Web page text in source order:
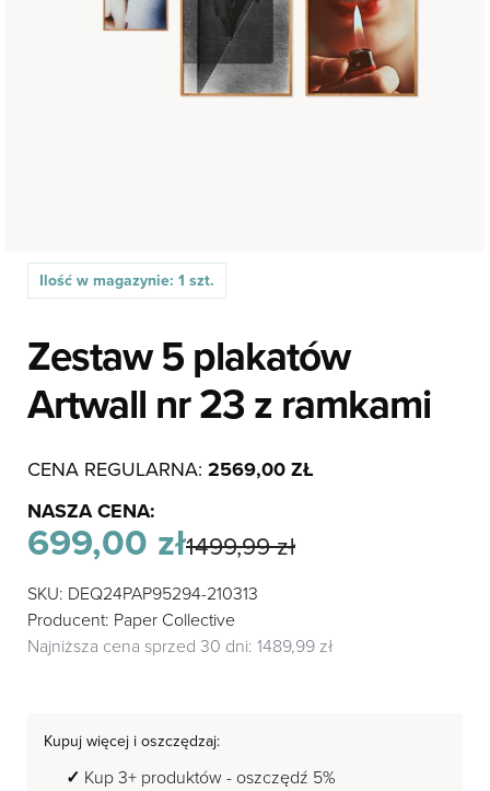
Ilość w magazynie: 1 szt.
Zestaw 5 plakatów
Artwall nr 23 z ramkami
CENA REGULARNA: 2569,00ZŁ
NASZA CENA:
1499,99zł
cena
wynosiła:
1499,99 zł.
699,00 zł
cena
wynosi:
699,00 zł.
SKU: DEQ24PAP95294-210313
Producent: Paper Collective
Najniższa cena sprzed 30 dni: 1489,99 zł
Kupuj więcej i oszczędzaj:
Kup 3+ produktów - oszczędź 5%